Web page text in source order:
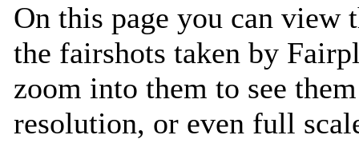
On this page you can view
the fairshots taken by
zoom into them to see
resolution, or even full